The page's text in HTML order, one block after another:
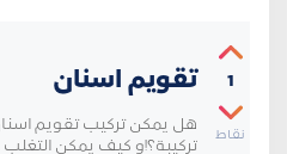
1
نقاط
تقويم اسنان
هل يمكن تركيب تقويم
تركيبة؟!و كيف يمكن